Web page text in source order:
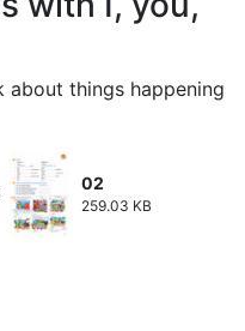
about things happening
02
259.03 KB